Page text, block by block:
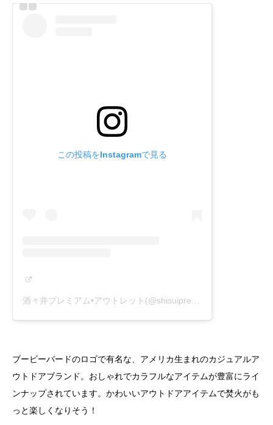
この投稿をInstagramで見る
ブービーバードのロゴで有名な、アメリカ生まれのカジュアルア
ウトドアブランド。おしゃれでカラフルなアイテムが豊富にライ
ンナップされています。かわいいアウトドアアイテムで焚火がも
っと楽しくなりそう！